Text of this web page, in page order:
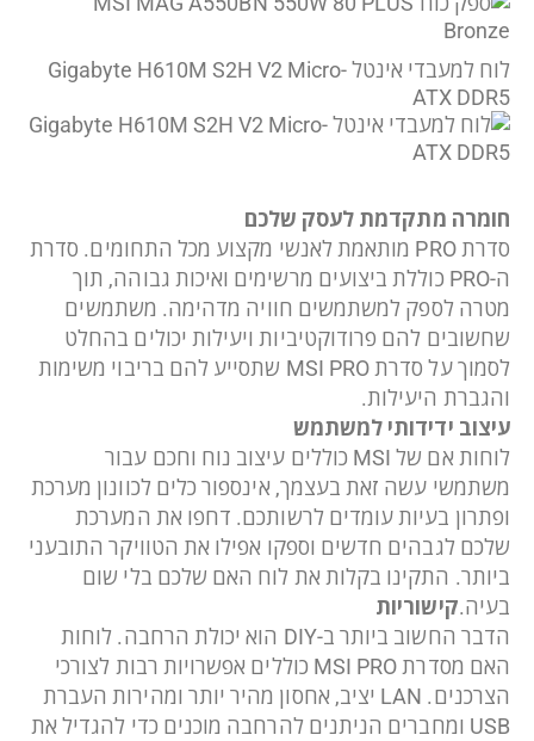
לוח למעבדי אינטל Gigabyte H610M S2H V2 Micro-
ATX DDR5
חומרה מתקדמת לעסק שלכם
סדרת PRO מותאמת לאנשי מקצוע מכל התחומים. סדרת
ה-PRO כוללת ביצועים מרשימים ואיכות גבוהה, תוך
מטרה לספק למשתמשים חוויה מדהימה. משתמשים
שחשובים להם פרודוקטיביות ויעילות יכולים בהחלט
לסמוך על סדרת MSI PRO שתסייע להם בריבוי משימות
והגברת היעילות.
עיצוב ידידותי למשתמש
לוחות אם של MSI כוללים עיצוב נוח וחכם עבור
משתמשי עשה זאת בעצמך, אינספור כלים לכוונון מערכת
ופתרון בעיות עומדים לרשותכם. דחפו את המערכת
שלכם לגבהים חדשים וספקו אפילו את הטוויקר התובעני
ביותר. התקינו בקלות את לוח האם שלכם בלי שום
בעיה.קישוריות
הדבר החשוב ביותר ב-DIY הוא יכולת הרחבה. לוחות
האם מסדרת MSI PRO כוללים אפשרויות רבות לצורכי
הצרכנים. LAN יציב, אחסון מהיר יותר ומהירות העברת
USB ומחברים הניתנים להרחבה מוכנים כדי להגדיל את